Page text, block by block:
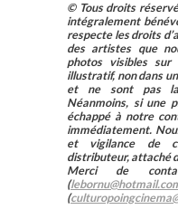
© Tous droits
intégralement
respecte les droits
des artistes que
photos visibles
illustratif, non dans
et ne sont pas la
Néanmoins, si une
échappé à notre
immédiatement.
et vigilance de
distributeur, attaché
Merci de
(
(